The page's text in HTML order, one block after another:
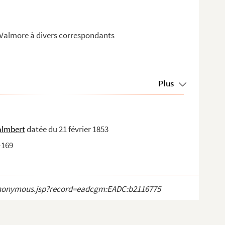
à divers correspondants
Plus
datée du 21 février 1853